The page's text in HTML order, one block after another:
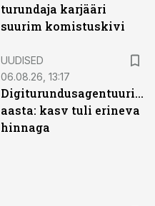
turundaja karjääri
suurim komistuskivi
UUDISED
06.08.26, 13:17
Digiturundusagentuuride
aasta: kasv tuli erineva
hinnaga